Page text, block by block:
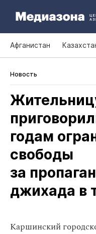
Афганистан
Новость
годам
свободы
за
джихада в
Каршинский